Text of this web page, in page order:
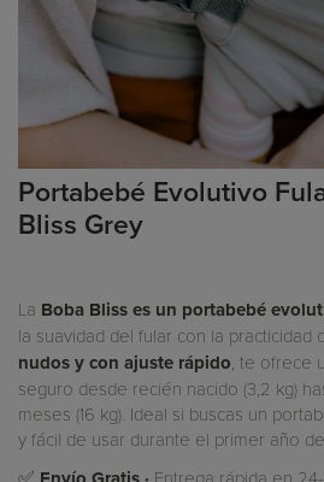
Portabebé Evolutivo
Bliss Grey
La Boba Bliss es un portabebé
la suavidad del fular con la practicidad
nudos y con ajuste rápido, te ofrece
seguro desde recién nacido (3,2 kg)
meses (16 kg). Ideal si buscas un
y fácil de usar durante el primer año
✅ Entrega rápida en